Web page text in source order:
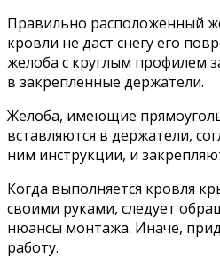
Правильно расположенный
кровли не даст снегу его
желоба с круглым профилем
в закрепленные держатели.
Желоба, имеющие
вставляются в держатели,
ним инструкции, и
Когда выполняется кровля
своими руками, следует
нюансы монтажа. Иначе,
работу.